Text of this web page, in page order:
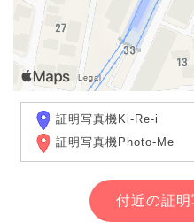
証明写真機Ki-Re-i
証明写真機Photo-Me
付近の証